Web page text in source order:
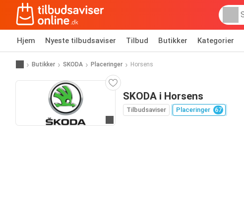
Hjem Nyeste tilbudsaviser Tilbud Butikker Kategorier
Butikker SKODA Placeringer Horsens
SKODA i Horsens
Tilbudsaviser Placeringer 67